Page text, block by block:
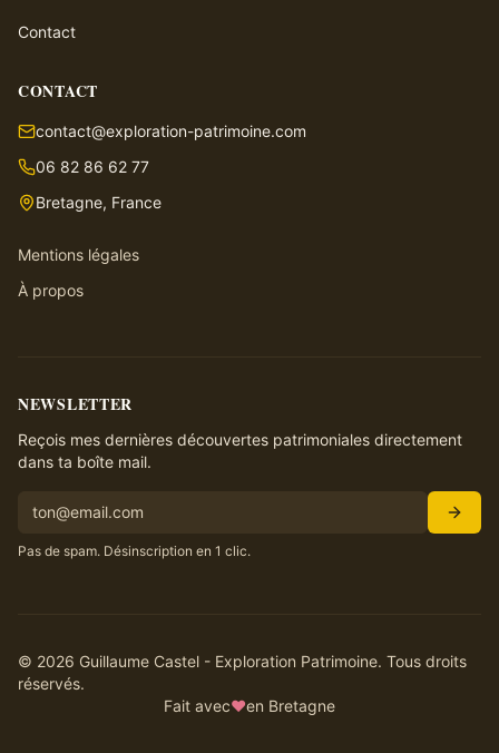
Contact
CONTACT
contact@exploration-patrimoine.com
06 82 86 62 77
Bretagne, France
Mentions légales
À propos
NEWSLETTER
Reçois mes dernières découvertes patrimoniales directement
dans ta boîte mail.
Pas de spam. Désinscription en 1 clic.
© 2026 Guillaume Castel - Exploration Patrimoine. Tous droits
réservés.
Fait avec♥en Bretagne